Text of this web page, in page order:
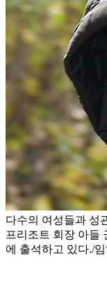
다수의 여성들과 성
프리조트 회장 아들
에 출석하고 있다./